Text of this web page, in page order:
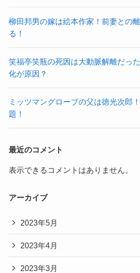
柳田邦男の嫁は絵本作家！前妻との
る！
笑福亭笑瓶の死因は大動脈解離だっ
化が原因？
ミッツマングローブの父は徳光次郎
題！
最近のコメント
表示できるコメントはありません。
アーカイブ
2023年5月
2023年4月
2023年3月